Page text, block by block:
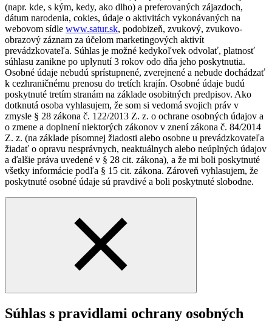
(napr. kde, s kým, kedy, ako dlho) a preferovaných zájazdoch,
dátum narodenia, cokies, údaje o aktivitách vykonávaných na
webovom sídle www.satur.sk, podobizeň, zvukový, zvukovo-
obrazový záznam za účelom marketingových aktivít
prevádzkovateľa. Súhlas je možné kedykoľvek odvolať, platnosť
súhlasu zanikne po uplynutí 3 rokov odo dňa jeho poskytnutia.
Osobné údaje nebudú sprístupnené, zverejnené a nebude dochádzať
k cezhraničnému prenosu do tretích krajín. Osobné údaje budú
poskytnuté tretím stranám na základe osobitných predpisov. Ako
dotknutá osoba vyhlasujem, že som si vedomá svojich práv v
zmysle § 28 zákona č. 122/2013 Z. z. o ochrane osobných údajov a
o zmene a doplnení niektorých zákonov v znení zákona č. 84/2014
Z. z. (na základe písomnej žiadosti alebo osobne u prevádzkovateľa
žiadať o opravu nesprávnych, neaktuálnych alebo neúplných údajov
a ďalšie práva uvedené v § 28 cit. zákona), a že mi boli poskytnuté
všetky informácie podľa § 15 cit. zákona. Zároveň vyhlasujem, že
poskytnuté osobné údaje sú pravdivé a boli poskytnuté slobodne.
Súhlas s pravidlami ochrany osobných